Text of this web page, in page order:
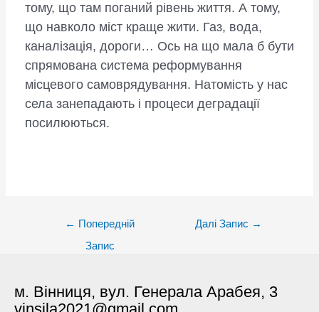
тому, що там поганий рівень життя. А тому,
що навколо міст краще жити. Газ, вода,
каналізація, дороги… Ось на що мала б бути
спрямована система реформування
місцевого самоврядування. Натомість у нас
села занепадають і процеси деградації
посилюються.
← Попередній
Запис
Далі Запис →
м. Вінниця, вул. Генерала Арабея, 3